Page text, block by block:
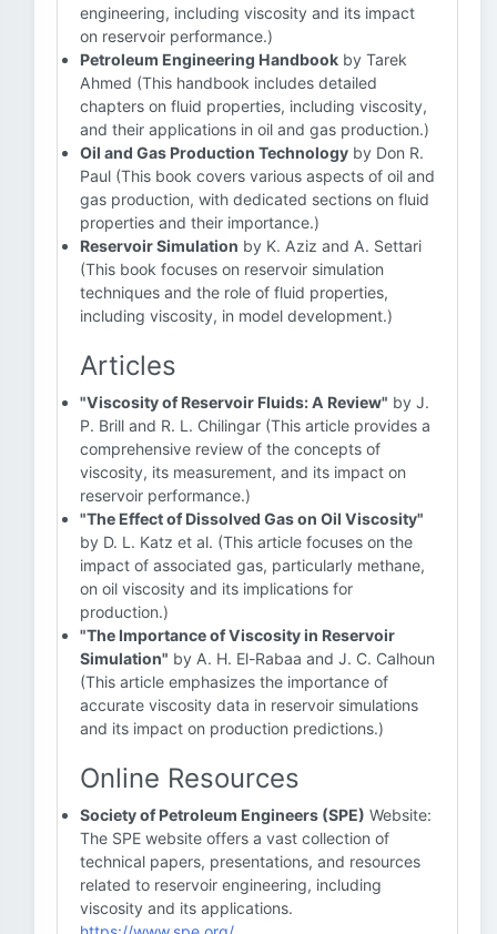
engineering, including viscosity and its impact
on reservoir performance.)
Petroleum Engineering Handbook by Tarek
Ahmed (This handbook includes detailed
chapters on fluid properties, including viscosity,
and their applications in oil and gas production.)
Oil and Gas Production Technology by Don R.
Paul (This book covers various aspects of oil and
gas production, with dedicated sections on fluid
properties and their importance.)
Reservoir Simulation by K. Aziz and A. Settari
(This book focuses on reservoir simulation
techniques and the role of fluid properties,
including viscosity, in model development.)
Articles
"Viscosity of Reservoir Fluids: A Review" by J.
P. Brill and R. L. Chilingar (This article provides a
comprehensive review of the concepts of
viscosity, its measurement, and its impact on
reservoir performance.)
"The Effect of Dissolved Gas on Oil Viscosity"
by D. L. Katz et al. (This article focuses on the
impact of associated gas, particularly methane,
on oil viscosity and its implications for
production.)
"The Importance of Viscosity in Reservoir
Simulation" by A. H. El-Rabaa and J. C. Calhoun
(This article emphasizes the importance of
accurate viscosity data in reservoir simulations
and its impact on production predictions.)
Online Resources
Society of Petroleum Engineers (SPE) Website:
The SPE website offers a vast collection of
technical papers, presentations, and resources
related to reservoir engineering, including
viscosity and its applications.